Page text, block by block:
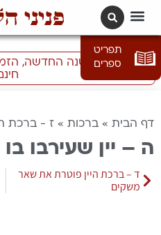
פניני
תפריט
ספרים
התכוננו לשנה החדשה,
דף הבית » ברכות » ז - ברכת
ה – יין שעירבו
ד – ברכת היין פוטרת את שאר
משקים